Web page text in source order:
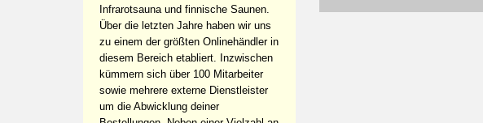
Infrarotsauna und finnische Saunen.
Über die letzten Jahre haben wir uns
zu einem der größten Onlinehändler in
diesem Bereich etabliert. Inzwischen
kümmern sich über 100 Mitarbeiter
sowie mehrere externe Dienstleister
um die Abwicklung deiner